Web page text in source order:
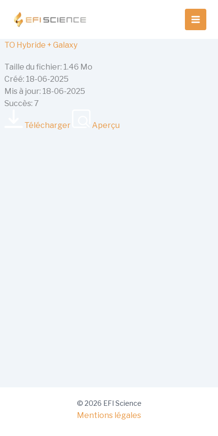
contenu
TO Hybride + Galaxy
Taille du fichier: 1.46 Mo
Créé: 18-06-2025
Mis à jour: 18-06-2025
Succès: 7
Télécharger Aperçu
© 2026 EFI Science
Mentions légales